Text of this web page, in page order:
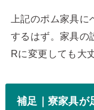
上記のポム家具
するはず。家具の
Rに変更しても大
補足｜寮家具が